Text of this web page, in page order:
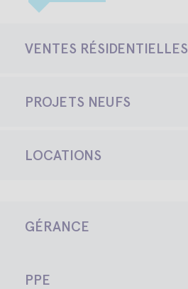
VENTES RÉSIDENTIELLES
PROJETS NEUFS
LOCATIONS
GÉRANCE
PPE